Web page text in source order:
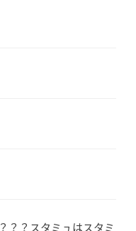
？？スタミュはスタミ